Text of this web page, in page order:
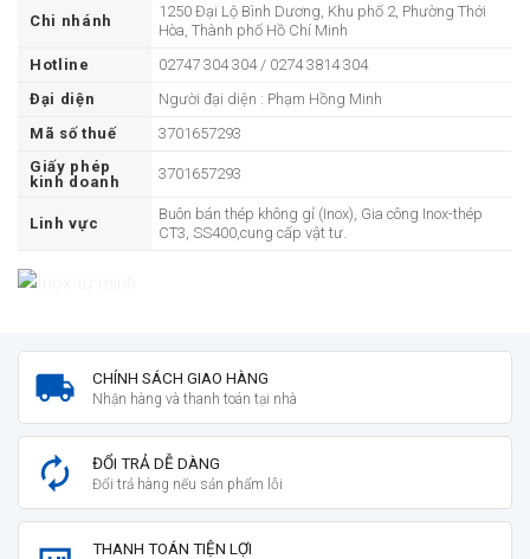
Chi nhánh
1250 Đại Lộ Bình Dương, Khu phố 2, Phường Thới
Hòa, Thành phố Hồ Chí Minh
Hotline
02747 304 304 / 0274 3814 304
Đại diện
Người đại diện : Phạm Hồng Minh
Mã số thuế
3701657293
Giấy phép
kinh doanh
3701657293
Linh vực
Buôn bán thép không gỉ (Inox), Gia công Inox-thép
CT3, SS400,cung cấp vật tư.
CHÍNH SÁCH GIAO HÀNG
Nhận hàng và thanh toán tại nhà
ĐỔI TRẢ DỄ DÀNG
Đổi trả hàng nếu sản phẩm lỗi
THANH TOÁN TIỆN LỢI